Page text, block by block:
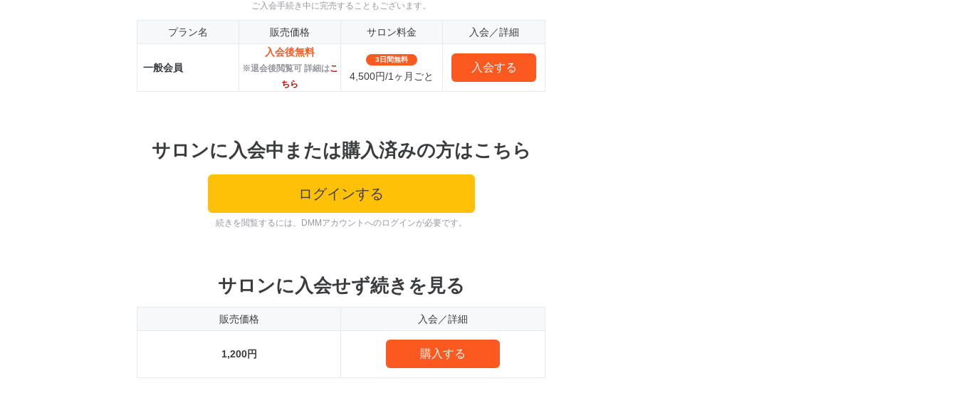
ご入会手続き中に完売することもございます。
プラン名 販売価格 サロン料金 入会／詳細
一般会員
入会後無料
※退会後閲覧可 詳細はこ
ちら
3日間無料
4,500円/1ヶ月ごと
入会する
サロンに入会中または購入済みの方はこちら
ログインする
続きを閲覧するには、DMMアカウントへのログインが必要です。
サロンに入会せず続きを見る
販売価格 入会／詳細
1,200円 購入する